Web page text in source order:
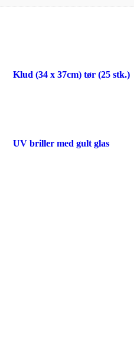
Klud (34 x 37cm) tør (25 stk.)
UV briller med gult glas